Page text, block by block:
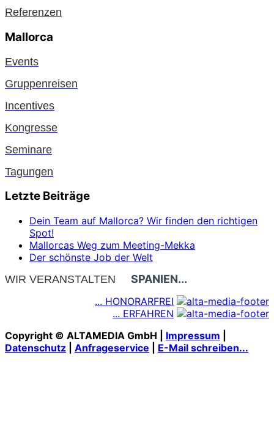
Referenzen
Mallorca
Events
Gruppenreisen
Incentives
Kongresse
Seminare
Tagungen
Letzte Beiträge
Dein Team auf Mallorca? Wir finden den richtigen
Spot!
Mallorcas Weg zum Meeting-Mekka
Der schönste Job der Welt
WIR VERANSTALTEN
SPANIEN...
... HONORARFREI
... ERFAHREN
Copyright © ALTAMEDIA GmbH | Impressum
Datenschutz
Anfrageservice E-Mail schreiben...